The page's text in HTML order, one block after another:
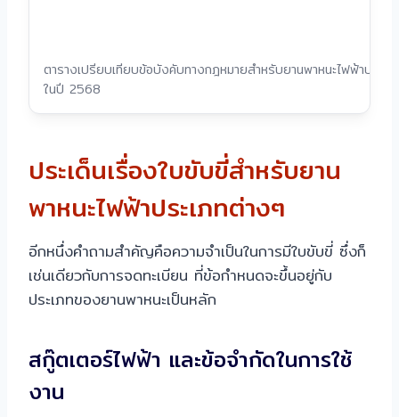
ตารางเปรียบเทียบข้อบังคับทางกฎหมายสำหรับยานพาหนะไฟฟ้าประเ
ในปี 2568
ประเด็นเรื่องใบขับขี่สำหรับยาน
พาหนะไฟฟ้าประเภทต่างๆ
อีกหนึ่งคำถามสำคัญคือความจำเป็นในการมีใบขับขี่ ซึ่งก็
เช่นเดียวกับการจดทะเบียน ที่ข้อกำหนดจะขึ้นอยู่กับ
ประเภทของยานพาหนะเป็นหลัก
สกู๊ตเตอร์ไฟฟ้า และข้อจำกัดในการใช้
งาน